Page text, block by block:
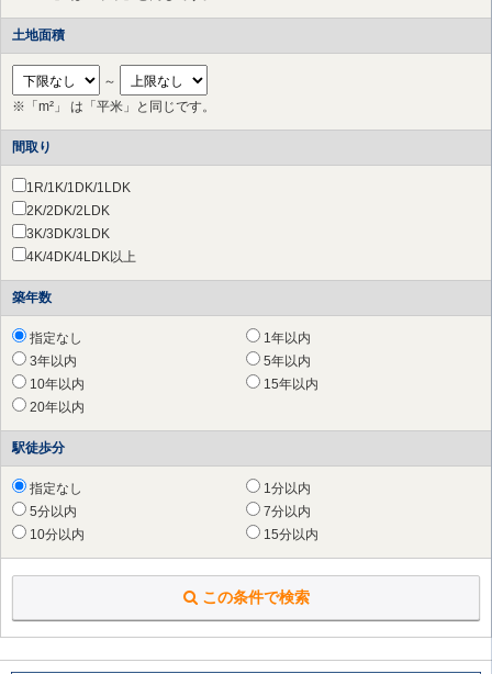
横浜市 港北区
横浜市 戸塚区（4件）
横浜市 港南区（1件）
横浜市 旭区（30件）
横浜市 緑区（43件）
横浜市 瀬谷区
横浜市 青葉区（105件）
横浜市 都筑区
川崎市 川崎区
川崎市 幸区 （2件）
川崎市 中原区
川崎市 多摩区
川崎市 宮前区
川崎市 麻生区
相模原市 緑区
相模原市 中央区（195件）
相模原市 南区
鎌倉市 （2件）
藤沢市 （22件）
茅ヶ崎市（7件）
海老名市（60件）
座間市（85件）
土地面積
～
※「m²」 は「平米」と同じです。
間取り
1R/1K/1DK/1LDK
2K/2DK/2LDK
3K/3DK/3LDK
4K/4DK/4LDK以上
築年数
指定なし
1年以内
3年以内
5年以内
10年以内
15年以内
20年以内
駅徒歩分
指定なし
1分以内
5分以内
7分以内
10分以内
15分以内
この条件で検索